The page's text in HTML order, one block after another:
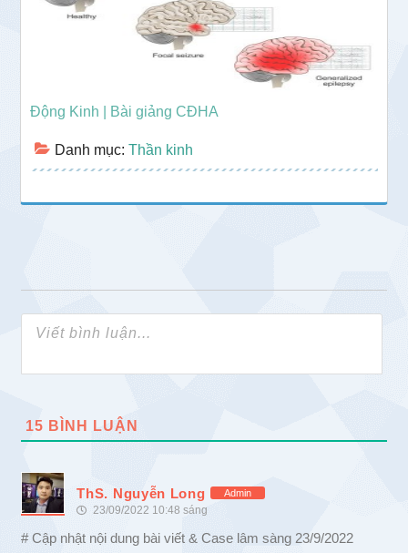
Động Kinh | Bài giảng CĐHA
Danh mục:Thần kinh
15 BÌNH LUẬN
ThS. Nguyễn Long Admin
23/09/2022 10:48 sáng
# Cập nhật nội dung bài viết & Case lâm sàng 23/9/2022